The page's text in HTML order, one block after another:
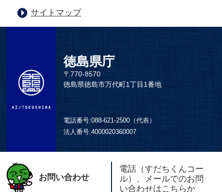
サイトマップ
徳島県庁
〒770-8570
徳島県徳島市万代町1丁目1番地
電話番号:088-621-2500（代表）
法人番号:4000020360007
お問い合わせ
電話（すだちくんコー
ル）、メールでのお問
い合わせはこちらか